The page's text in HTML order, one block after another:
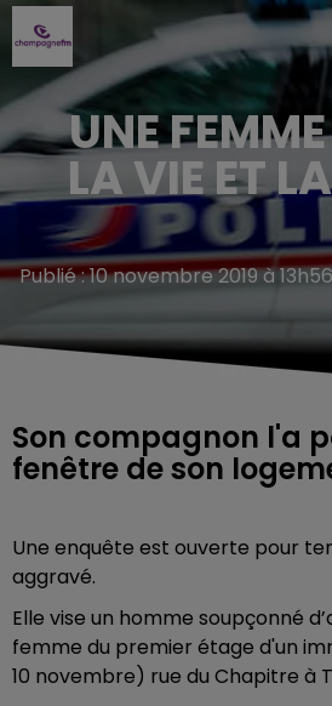
UNE
LA VIE ET
Publié : 10 novembre 2019 à
Son compagnon l'a
fenêtre de son
Une enquête est ouverte pour
aggravé.
Elle vise un homme soupçonné
femme du premier étage d'un
10 novembre) rue du Chapitre à